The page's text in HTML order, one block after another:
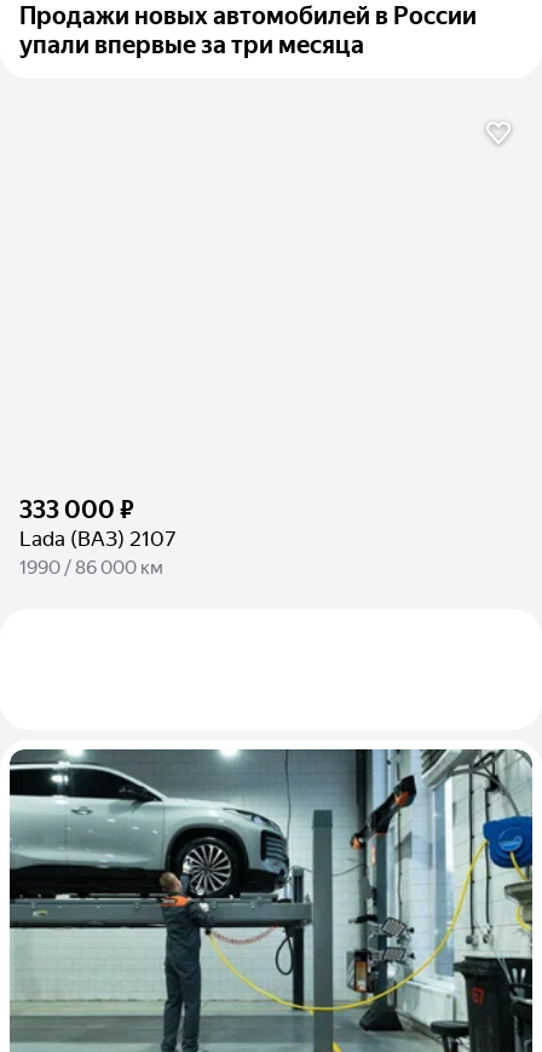
Продажи новых автомобилей в России
упали впервые за три месяца
333 000 ₽
Lada (ВАЗ) 2107
1990 / 86 000 км